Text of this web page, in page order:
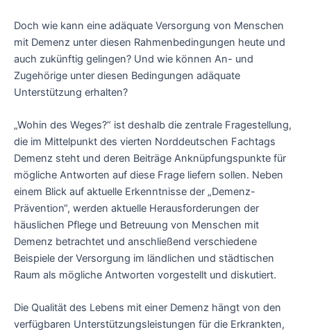
Doch wie kann eine adäquate Versorgung von Menschen
mit Demenz unter diesen Rahmenbedingungen heute und
auch zukünftig gelingen? Und wie können An- und
Zugehörige unter diesen Bedingungen adäquate
Unterstützung erhalten?
„Wohin des Weges?“ ist deshalb die zentrale Fragestellung,
die im Mittelpunkt des vierten Norddeutschen Fachtags
Demenz steht und deren Beiträge Anknüpfungspunkte für
mögliche Antworten auf diese Frage liefern sollen. Neben
einem Blick auf aktuelle Erkenntnisse der „Demenz-
Prävention“, werden aktuelle Herausforderungen der
häuslichen Pflege und Betreuung von Menschen mit
Demenz betrachtet und anschließend verschiedene
Beispiele der Versorgung im ländlichen und städtischen
Raum als mögliche Antworten vorgestellt und diskutiert.
Die Qualität des Lebens mit einer Demenz hängt von den
verfügbaren Unterstützungsleistungen für die Erkrankten,